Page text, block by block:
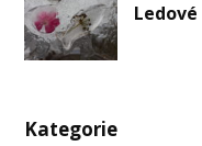
Kategorie